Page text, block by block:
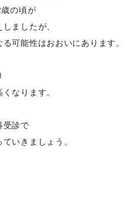
の頃が
ましたが、
可能性はおおいにあります。
なります。
受診で
いきましょう。